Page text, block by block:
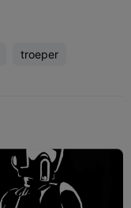
troeper